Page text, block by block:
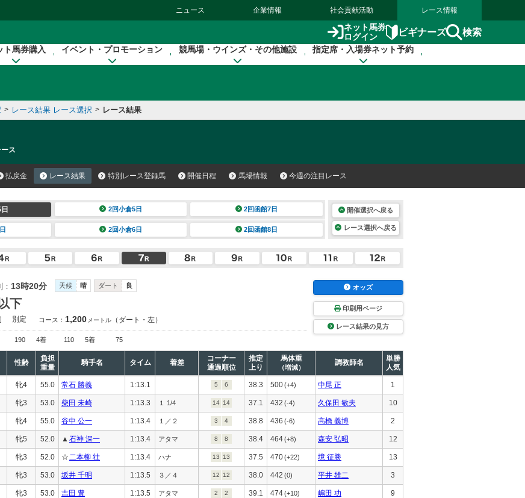
ニュース 企業情報 社会貢献活動 レース情報
ネット馬券
ログイン
ビギナーズ 検索
ト馬券購入 イベント・プロモーション 競馬場・ウインズ・その他施設 指定席・入場券ネット予約
> レース結果 レース選択 > レース結果
ス
払戻金 レース結果 特別レース登録馬 開催日程 馬場情報 今週の注目レース
2回小倉5日 2回函館7日
2回小倉6日 2回函館8日
開催選択へ戻る
レース選択へ戻る
13時20分 天候 晴 ダート 良
下
別定 コース： 1,200 メートル （ダート・左）
190 4着 110 5着 75
オッズ
印刷用ページ
レース結果の見方
性齢
負担
重量
騎手名 タイム 着差
コーナー
通過順位
推定
上り
馬体重
（増減）
調教師名
単勝
人気
牝4 55.0 常石 勝義 1:13.1 5 6 38.3 500(+4) 中尾 正 1
牝3 53.0 柴田 未崎 1:13.3 １ 1/4 14 14 37.1 432 (-4) 久保田 敏夫 10
牝4 55.0 谷中 公一 1:13.4 １／２ 3 4 38.8 436 (-6) 高橋 義博 2
牝5 52.0 ▲ 石神 深一 1:13.4 アタマ 8 8 38.4 464(+8) 森安 弘昭 12
牝3 52.0 ☆二本柳 壮 1:13.4 ハナ 13 13 37.5 470(+22) 境 征勝 13
牝3 53.0 坂井 千明 1:13.5 ３／４ 12 12 38.0 442 (0) 平井 雄二 3
牝3 53.0 吉田 豊 1:13.5 アタマ 2 2 39.1 474(+10) 嶋田 功 9